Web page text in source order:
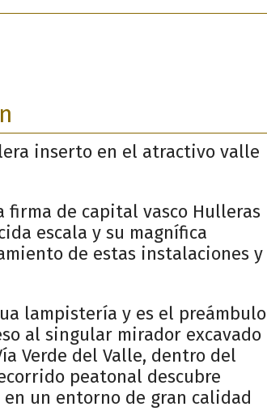
inserto en el atractivo valle
firma de capital vasco Hulleras
escala y su magnífica
de estas instalaciones y
lampistería y es el preámbulo
al singular mirador excavado
Verde del Valle, dentro del
peatonal descubre
un entorno de gran calidad